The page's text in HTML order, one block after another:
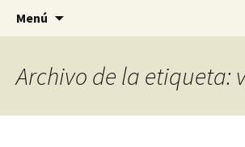
Menú
Archivo de la etiqueta: